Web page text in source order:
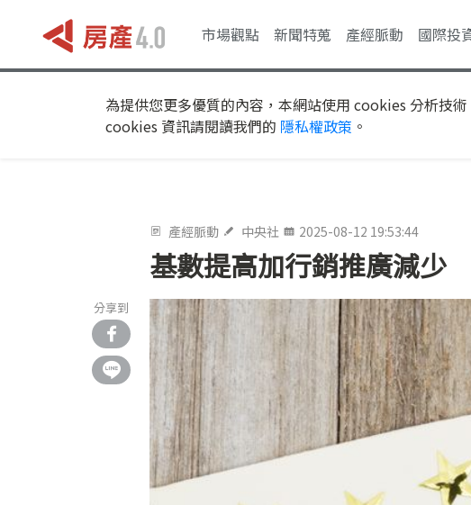
市場觀點 新聞特蒐 產經脈動 國際投
為提供您更多優質的內容，本網站使用 cookies 分析技
cookies 資訊請閱讀我們的 隱私權政策 。
產經脈動 中央社 2025-08-12 19:53:44
基數提高加行銷推廣減
分享到